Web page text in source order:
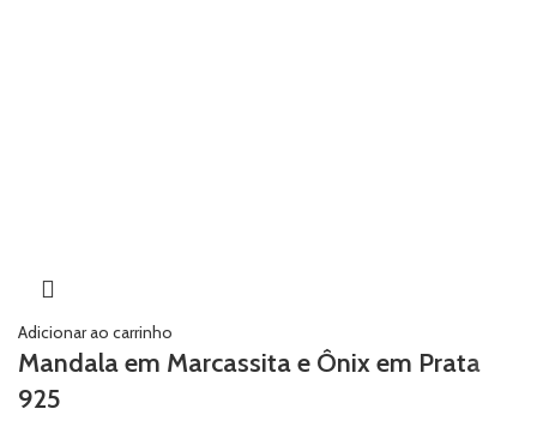
Adicionar ao carrinho
Mandala em Marcassita e Ônix em Prata
925